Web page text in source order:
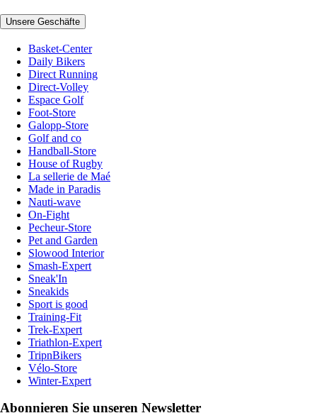
Unsere Geschäfte
Basket-Center
Daily Bikers
Direct Running
Direct-Volley
Espace Golf
Foot-Store
Galopp-Store
Golf and co
Handball-Store
House of Rugby
La sellerie de Maé
Made in Paradis
Nauti-wave
On-Fight
Pecheur-Store
Pet and Garden
Slowood Interior
Smash-Expert
Sneak'In
Sneakids
Sport is good
Training-Fit
Trek-Expert
Triathlon-Expert
TripnBikers
Vélo-Store
Winter-Expert
Abonnieren Sie unseren Newsletter